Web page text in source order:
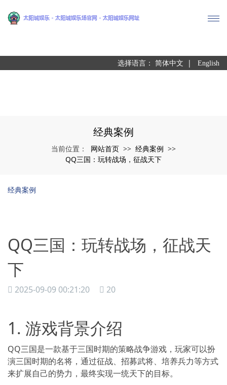
尊龙凯时
选择语言： 简体中文 | English
经典案例
当前位置： 网站首页 >> 经典案例 >>
QQ三国：玩转战场，征战天下
经典案例
QQ三国：玩转战场，征战天
下
2025-09-09 00:21:20 20
1. 游戏背景介绍
QQ三国是一款基于三国时期的策略战争游戏，玩家可以扮
演三国时期的名将，通过征战、招募武将、培养兵力等方式
来扩展自己的势力，最终实现一统天下的目标。